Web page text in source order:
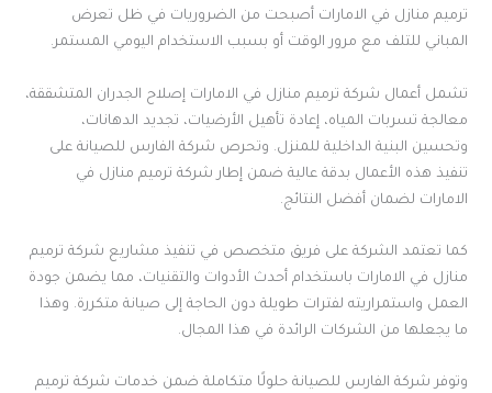
ترميم منازل في الامارات أصبحت من الضروريات في ظل تعرض
المباني للتلف مع مرور الوقت أو بسبب الاستخدام اليومي المستمر.
تشمل أعمال شركة ترميم منازل في الامارات إصلاح الجدران المتشققة،
معالجة تسربات المياه، إعادة تأهيل الأرضيات، تجديد الدهانات،
وتحسين البنية الداخلية للمنزل. وتحرص شركة الفارس للصيانة على
تنفيذ هذه الأعمال بدقة عالية ضمن إطار شركة ترميم منازل في
الامارات لضمان أفضل النتائج.
كما تعتمد الشركة على فريق متخصص في تنفيذ مشاريع شركة ترميم
منازل في الامارات باستخدام أحدث الأدوات والتقنيات، مما يضمن جودة
العمل واستمراريته لفترات طويلة دون الحاجة إلى صيانة متكررة. وهذا
ما يجعلها من الشركات الرائدة في هذا المجال.
وتوفر شركة الفارس للصيانة حلولًا متكاملة ضمن خدمات شركة ترميم